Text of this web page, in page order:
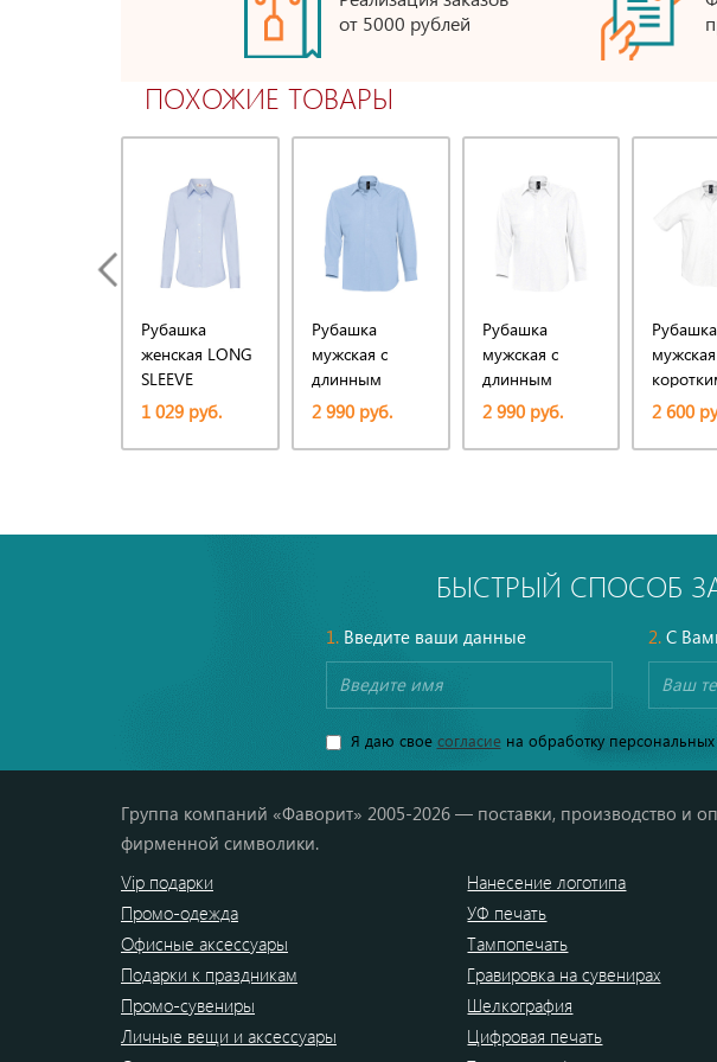
от 5000 рублей
ПОХОЖИЕ ТОВАРЫ
Рубашка
женская LONG
SLEEVE
OXFORD SHIRT
LADY-FIT 135
1 029 руб.
Рубашка
мужская с
длинным
рукавом
Boston, голубая
2 990 руб.
Рубашка
мужская с
длинным
рукавом
Boston, белая
2 990 руб.
Рубашка
рукавом
2 600
БЫСТРЫЙ СПОСОБ
1.Введите ваши данные 2.С
Я даю свое согласиена обработку
Группа компаний «Фаворит» 2005-2026 — поставки, производство и
фирменной символики.
Vip подарки
Промо-одежда
Офисные аксессуары
Подарки к праздникам
Промо-сувениры
Личные вещи и аксессуары
Нанесение логотипа
УФ печать
Тампопечать
Гравировка на сувенирах
Шелкография
Цифровая печать